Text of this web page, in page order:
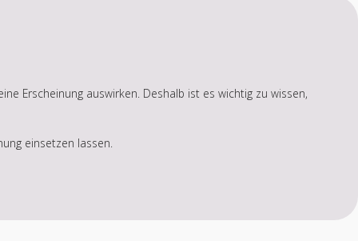
Erscheinung auswirken. Deshalb ist es wichtig zu wissen,
einsetzen lassen.